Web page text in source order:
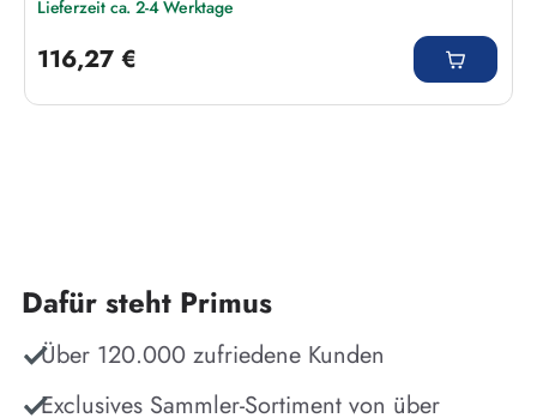
Lieferzeit ca. 2-4 Werktage
116,27 €
Dafür steht Primus
Über 120.000 zufriedene Kunden
Exclusives Sammler-Sortiment von über